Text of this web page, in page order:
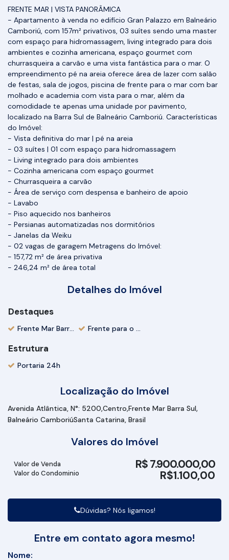
FRENTE MAR | VISTA PANORÂMICA
- Apartamento à venda no edifício Gran Palazzo em Balneário
Camboriú, com 157m² privativos, 03 suítes sendo uma master
com espaço para hidromassagem, living integrado para dois
ambientes e cozinha americana, espaço gourmet com
churrasqueira a carvão e uma vista fantástica para o mar. O
empreendimento pé na areia oferece área de lazer com salão
de festas, sala de jogos, piscina de frente para o mar com bar
molhado e academia com vista para o mar, além da
comodidade te apenas uma unidade por pavimento,
localizado na Barra Sul de Balneário Camboriú. Características
do Imóvel:
- Vista definitiva do mar | pé na areia
- 03 suítes | 01 com espaço para hidromassagem
- Living integrado para dois ambientes
- Cozinha americana com espaço gourmet
- Churrasqueira a carvão
- Área de serviço com despensa e banheiro de apoio
- Lavabo
- Piso aquecido nos banheiros
- Persianas automatizadas nos dormitórios
- Janelas da Weiku
- 02 vagas de garagem Metragens do Imóvel:
- 157,72 m² de área privativa
- 246,24 m² de área total
Detalhes do Imóvel
Destaques
Frente Mar Barra Sul Frente para o Mar
Estrutura
Portaria 24h
Localização do Imóvel
Avenida Atlântica, N°: 5200 Centro Frente Mar Barra Sul
Balneário CamboriúSanta Catarina, Brasil
Valores do Imóvel
R$7.900.000,00
Valor de Venda
Valor do Condominio
R$1.100,00
Dúvidas? Nós ligamos!
Entre em contato agora mesmo!
Nome: